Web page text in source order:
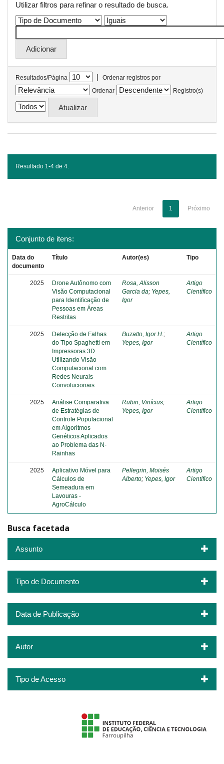
Utilizar filtros para refinar o resultado de busca.
Resultados/Página |
Ordenar registros por
Ordenar
Registro(s)
Resultado 1-4 de 4.
Anterior 1 Próximo
Conjunto de itens:
Data do
documento
Título Autor(es) Tipo
2025
Drone Autônomo com
Visão Computacional
para Identificação de
Pessoas em Áreas
Restritas
Rosa, Alisson
Garcia da; Yepes,
Igor
Artigo
Científico
2025
Detecção de Falhas
do Tipo Spaghetti em
Impressoras 3D
Utilizando Visão
Computacional com
Redes Neurais
Convolucionais
Buzatto, Igor H.;
Yepes, Igor
Artigo
Científico
2025
Análise Comparativa
de Estratégias de
Controle Populacional
em Algoritmos
Genéticos Aplicados
ao Problema das N-
Rainhas
Rubin, Vinícius;
Yepes, Igor
Artigo
Científico
2025
Aplicativo Móvel para
Cálculos de
Semeadura em
Lavouras -
AgroCálculo
Pellegrin, Moisés
Alberto; Yepes, Igor
Artigo
Científico
Busca facetada
Assunto
Tipo de Documento
Data de Publicação
Autor
Tipo de Acesso